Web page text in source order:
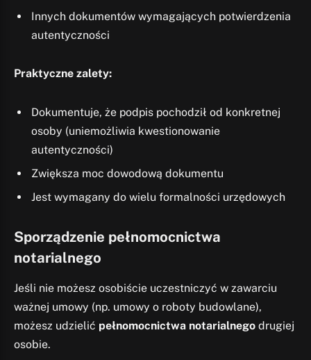
Innych dokumentów wymagających potwierdzenia
autentyczności
Praktyczne zalety:
Dokumentuje, że podpis pochodził od konkretnej
osoby (uniemożliwia kwestionowanie
autentyczności)
Zwiększa moc dowodową dokumentu
Jest wymagany do wielu formalności urzędowych
Sporządzenie pełnomocnictwa
notarialnego
Jeśli nie możesz osobiście uczestniczyć w zawarciu
ważnej umowy (np. umowy o roboty budowlane),
możesz udzielić pełnomocnictwa notarialnego drugiej
osobie.